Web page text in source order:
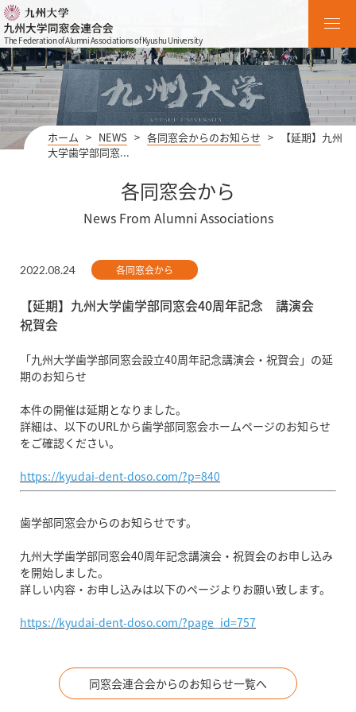
The Federation of Alumni Associations of Kyushu University
ホーム > NEWS > 各同窓会からのお知らせ >
【延期】九州
大学歯学部同窓...
各同窓会から
News From Alumni Associations
2022.08.24 各同窓会から
【延期】九州大学歯学部同窓会40周年記念 講演会
祝賀会
「九州大学歯学部同窓会設立40周年記念講演会・祝賀会」の延
期のお知らせ
本件の開催は延期となりました。
詳細は、以下のURLから歯学部同窓会ホームページのお知らせ
をご確認ください。
https://kyudai-dent-doso.com/?p=840
歯学部同窓会からのお知らせです。
九州大学歯学部同窓会40周年記念講演会・祝賀会のお申し込み
を開始しました。
詳しい内容・お申し込みは以下のページよりお願い致します。
https://kyudai-dent-doso.com/?page_id=757
同窓会連合会からのお知らせ一覧へ